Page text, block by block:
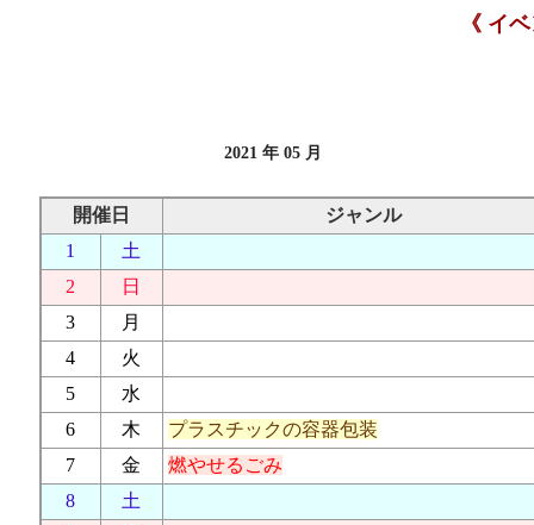
《 イ
2021 年 05 月
開催日
ジャンル
1
土
2
日
3
月
4
火
5
水
6
木
プラスチックの容器包装
7
金
燃やせるごみ
8
土